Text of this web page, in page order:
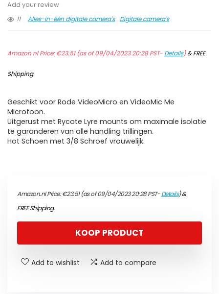
Add your review
11
Alles-in-één digitale camera's Digitale camera's
Amazon.nl Price:€23.51(as of 09/04/2023 20:28 PST- Details)&FREE
Shipping.
Geschikt voor Rode VideoMicro en VideoMic Me
Microfoon.
Uitgerust met Rycote Lyre mounts om maximale isolatie
te garanderen van alle handling trillingen.
Hot Schoen met 3/8 Schroef vrouwelijk.
Amazon.nl Price:€23.51(as of 09/04/2023 20:28 PST-Details)&
FREE Shipping.
KOOP PRODUCT
Add to wishlist Add to compare